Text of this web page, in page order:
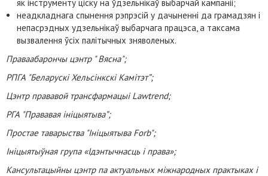
як інструменту ціску на ўдзельнікаў выбарчай кампаніі;
неадкладнага спынення рэпрэсій у дачыненні да грамадзян і
непасрэдных удзельнікаў выбарчага працэса, а таксама
вызвалення ўсіх палітычных зняволеных.
Праваабарончы цэнтр " Вясна";
РПГА "Беларускі Хельсінкскі Камітэт”;
Цэнтр прававой трансфармацыі Lawtrend;
РГА "Прававая ініцыятыва”;
Простае таварыства "Ініцыятыва Forb";
Ініцыятыўная група «Ідэнтычнасць і права»;
Кансультацыйны цэнтр па актуальных міжнародных практыках і